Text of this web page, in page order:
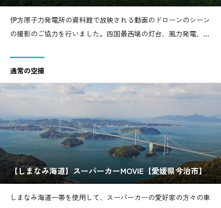
伊方原子力発電所の資料館で放映される動画のドローンのシーン
の撮影のご協力を行いました。四国最西端の灯台、風力発電、そ
た。今回提供した素材とは違いますが、佐田岬方面を撮影した動
画がありますのでご覧ください。空撮事例1つ
通常の空撮
【しまなみ海道】スーパーカーMOVIE【愛媛県今治市】
しまなみ海道一帯を使用して、スーパーカーの愛好家の方々の車